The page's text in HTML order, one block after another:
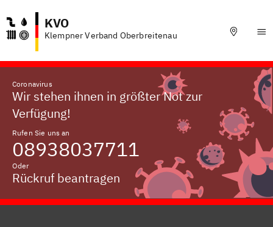
KVO
Klempner Verband Oberbreitenau
Coronavirus
Wir stehen ihnen in größter Not zur
Verfügung!
Rufen Sie uns an
08938037711
Oder
Rückruf beantragen